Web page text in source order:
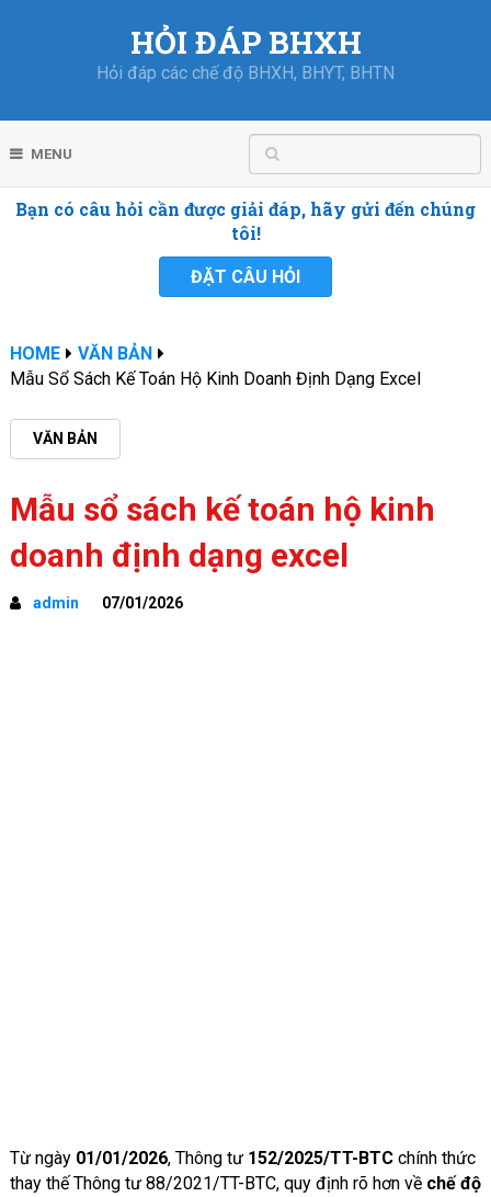
HỎI ĐÁP BHXH
Hỏi đáp các chế độ BHXH, BHYT, BHTN
MENU
Bạn có câu hỏi cần được giải đáp, hãy gửi đến chúng
tôi!
ĐẶT CÂU HỎI
HOME
VĂN BẢN
Mẫu Sổ Sách Kế Toán Hộ Kinh Doanh Định Dạng Excel
VĂN BẢN
Mẫu sổ sách kế toán hộ kinh
doanh định dạng excel
admin 07/01/2026
Từ ngày 01/01/2026, Thông tư 152/2025/TT-BTCchính thức
thay thế Thông tư 88/2021/TT-BTC, quy định rõ hơn về chế độ